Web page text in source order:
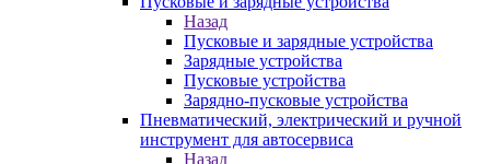
Назад
Пусковые и зарядные устройства
Зарядные устройства
Пусковые устройства
Зарядно-пусковые устройства
Пневматический, электрический и ручной
инструмент для автосервиса
Назад